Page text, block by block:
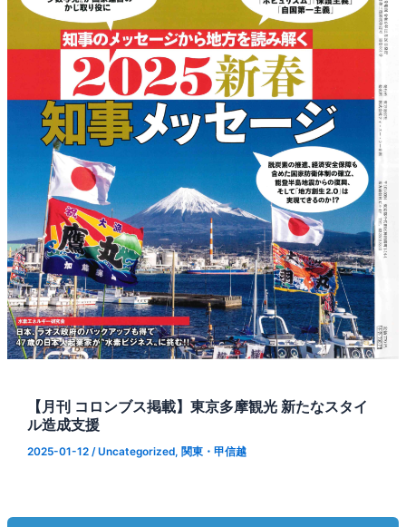
【月刊 コロンブス掲載】東京多摩観光 新たなスタイ
ル造成支援
2025-01-12 /Uncategorized, 関東・甲信越